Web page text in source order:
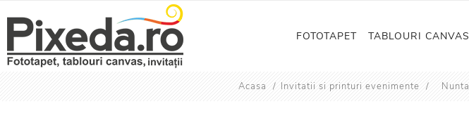
FOTOTAPET TABLOURI CANVAS
Acasa / Invitatii si printuri evenimente / Nunta